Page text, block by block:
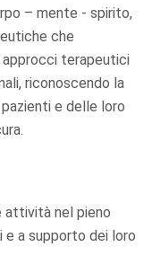
– mente - spirito,
che
approcci terapeutici
riconoscendo la
e delle loro
attività nel pieno
a supporto dei loro